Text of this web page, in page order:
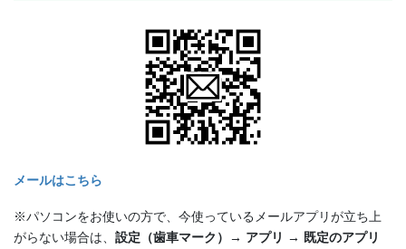
メールはこちら
※パソコンをお使いの方で、今使っているメールアプリが立ち上
がらない場合は、 設定（歯車マーク）→ アプリ → 既定のアプリ